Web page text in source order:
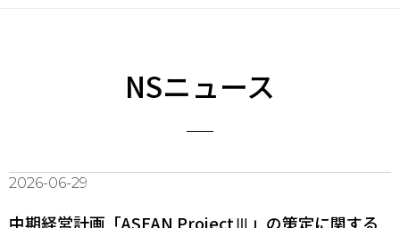
NSニュース
2026-06-29
中期経営計画「ASEAN ProjectⅢ」の策定に関する